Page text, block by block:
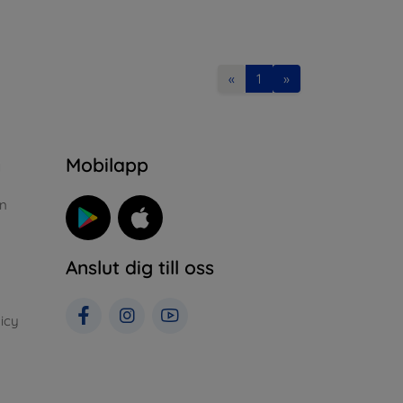
« 1 »
Mobilapp
Anslut dig till oss